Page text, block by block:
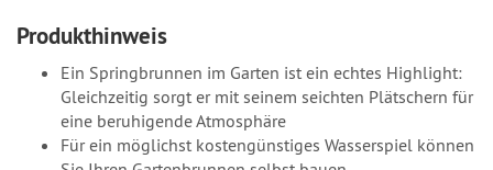
Produkthinweis
Ein Springbrunnen im Garten ist ein echtes Highlight:
Gleichzeitig sorgt er mit seinem seichten Plätschern für
eine beruhigende Atmosphäre
Für ein möglichst kostengünstiges Wasserspiel können